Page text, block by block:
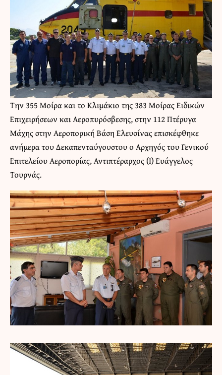
Την 355 Μοίρα και το Κλιμάκιο της 383 Μοίρας Ειδικών
Επιχειρήσεων και Αεροπυρόσβεσης, στην 112 Πτέρυγα
Μάχης στην Αεροπορική Βάση Ελευσίνας επισκέφθηκε
ανήμερα του Δεκαπενταύγουστου ο Αρχηγός του Γενικού
Επιτελείου Αεροπορίας, Αντιπτέραρχος (Ι) Ευάγγελος
Τουρνάς.